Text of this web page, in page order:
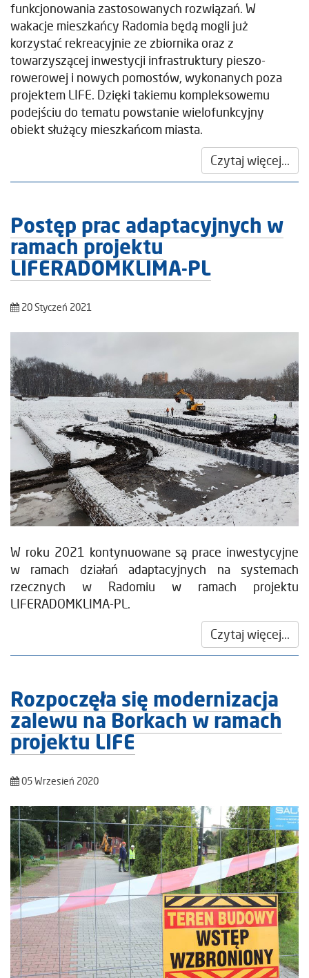
funkcjonowania zastosowanych rozwiązań. W
wakacje mieszkańcy Radomia będą mogli już
korzystać rekreacyjnie ze zbiornika oraz z
towarzyszącej inwestycji infrastruktury pieszo-
rowerowej i nowych pomostów, wykonanych poza
projektem LIFE. Dzięki takiemu kompleksowemu
podejściu do tematu powstanie wielofunkcyjny
obiekt służący mieszkańcom miasta.
Czytaj więcej...
Postęp prac adaptacyjnych w
ramach projektu
LIFERADOMKLIMA-PL
20 Styczeń 2021
W roku 2021 kontynuowane są prace inwestycyjne
w ramach działań adaptacyjnych na systemach
rzecznych w Radomiu w ramach projektu
LIFERADOMKLIMA-PL.
Czytaj więcej...
Rozpoczęła się modernizacja
zalewu na Borkach w ramach
projektu LIFE
05 Wrzesień 2020